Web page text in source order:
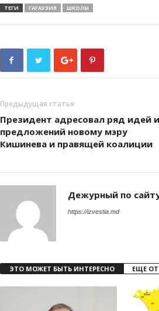
ТЕГИ ГАГАУЗИЯ ШКОЛЫ
Предыдущая статья
Президент адресовал ряд идей и
предложений новому мэру
Кишинева и правящей коалиции
Дежурный по
https://izvestia.md
ЭТО МОЖЕТ БЫТЬ ИНТЕРЕСНО ЕЩЕ